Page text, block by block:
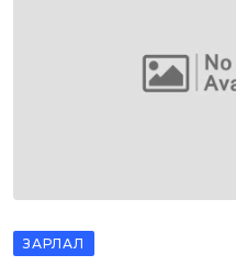
ЗАРЛАЛ